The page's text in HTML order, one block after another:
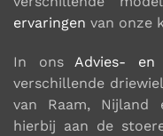
ervaringen van onze
In ons Advies- en
verschillende
van Raam, Nijland
hierbij aan de